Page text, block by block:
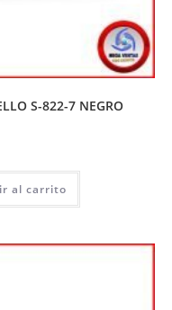
S-822-7 NEGRO
al carrito